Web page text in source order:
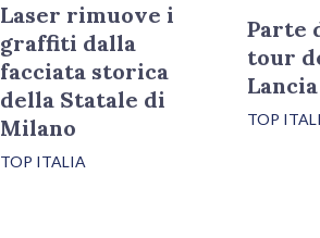
Laser rimuove i
graffiti dalla
facciata storica
della Statale di
Milano
TOP ITALIA
Parte
tour
TOP